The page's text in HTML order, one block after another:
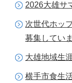
2026大雄サ
次世代ホッ
募集してい
大雄地域生
横手市食生